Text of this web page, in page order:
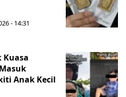
- 14:31
Kuasa
Anak Kecil